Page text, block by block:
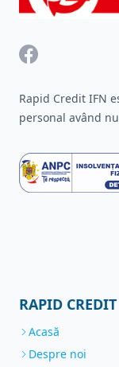
Facebook
Rapid Credit IFN
personal având
RAPID CREDIT
Acasă
Despre noi